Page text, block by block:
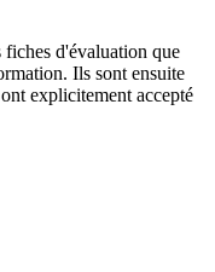
fiches d'évaluation que
Ils sont ensuite
explicitement accepté